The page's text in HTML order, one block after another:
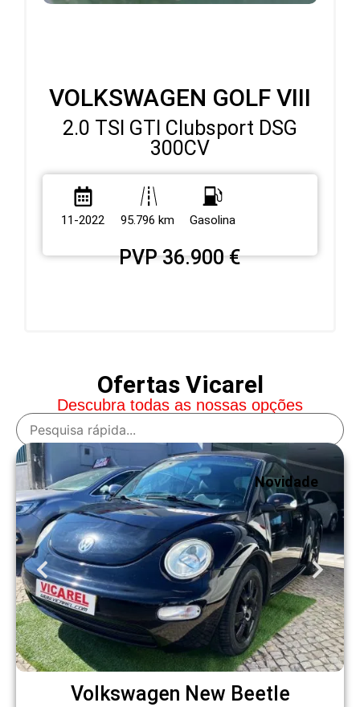
VOLKSWAGEN GOLF VIII
2.0 TSI GTI Clubsport DSG
300CV
11-2022 95.796 km Gasolina
PVP 36.900 €
Ofertas Vicarel
Descubra todas as nossas opções
Novidade
Volkswagen New Beetle